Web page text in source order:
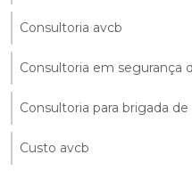
Consultoria avcb
Consultoria em segurança
Consultoria para brigada
Custo avcb